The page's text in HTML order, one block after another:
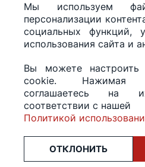
Наши магазины
Договор публичной оферты
Политика
Обработка персональных
КЛИЕНТАМ
Доставка
Оплата
Акции
Возврат
Электронный сертификат
Отписаться от рассылки
Настройка политики cookie
ПОМОЩЬ
Как получить скидку на покупку
Как купить сертификат
Как выбрать джинсы
ПОДПИШИСЬ НА
Подпишитесь на нашу
последних акциях.
Лицо, уполномоченное
покупателей о нарушении их
Мы используем
персонализации
социальных функций,
использования сайта и
Вы можете настроить
cookie. Нажимая
соглашаетесь на
соответствии с нашей
Политикой
ОТКЛОНИТЬ